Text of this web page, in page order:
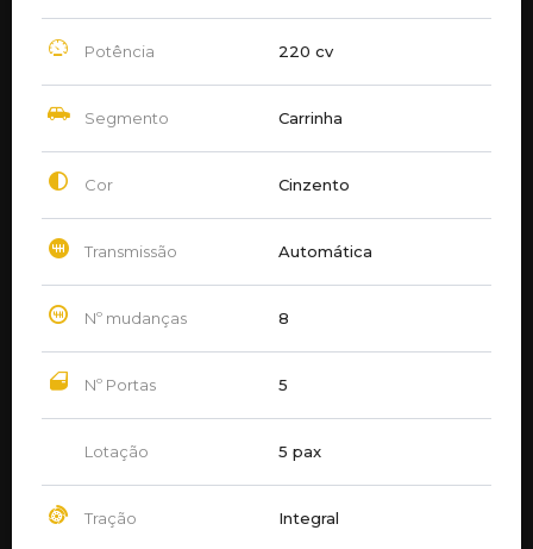
Potência 220 cv
Segmento Carrinha
Cor Cinzento
Transmissão Automática
Nº mudanças 8
Nº Portas 5
Lotação 5 pax
Tração Integral